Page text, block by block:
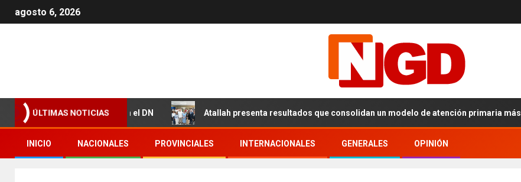
agosto 6, 2026
ÚLTIMAS NOTICIAS
y Los Girasoles en el DN Atallah presenta resultados que consolidan un modelo de atención primaria más
INICIO NACIONALES PROVINCIALES INTERNACIONALES GENERALES OPINIÓN